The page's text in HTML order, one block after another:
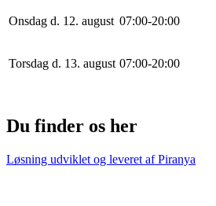
Onsdag d. 12. august 07:00-20:00
Torsdag d. 13. august 07:00-20:00
Du finder os her
Løsning udviklet og leveret afPiranya